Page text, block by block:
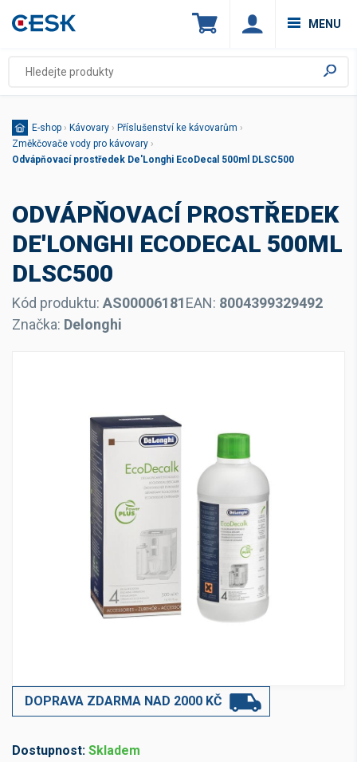
MENU
E-shop › Kávovary › Příslušenství ke kávovarům ›
Změkčovače vody pro kávovary ›
Odvápňovací prostředek De'Longhi EcoDecal 500ml DLSC500
ODVÁPŇOVACÍ PROSTŘEDEK
DE'LONGHI ECODECAL 500ML
DLSC500
Kód produktu: AS00006181EAN: 8004399329492
Značka: Delonghi
DOPRAVA ZDARMA NAD 2000 KČ
Dostupnost: Skladem